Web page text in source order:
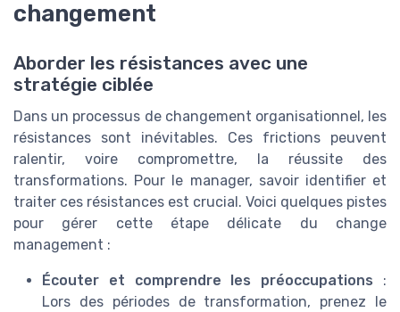
changement
Aborder les résistances avec une
stratégie ciblée
Dans un processus de changement organisationnel, les
résistances sont inévitables. Ces frictions peuvent
ralentir, voire compromettre, la réussite des
transformations. Pour le manager, savoir identifier et
traiter ces résistances est crucial. Voici quelques pistes
pour gérer cette étape délicate du change
management :
Écouter et comprendre les préoccupations :
Lors des périodes de transformation, prenez le